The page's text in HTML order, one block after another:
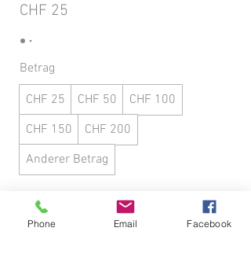
CHF 25
Betrag
CHF 25
CHF 50
CHF 100
CHF 150
CHF 200
Anderer Betrag
Menge
Phone Email Facebook